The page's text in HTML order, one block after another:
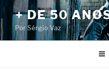
Pular
para
o
conteúdo
+ DE 50
Por Sérgio Vaz